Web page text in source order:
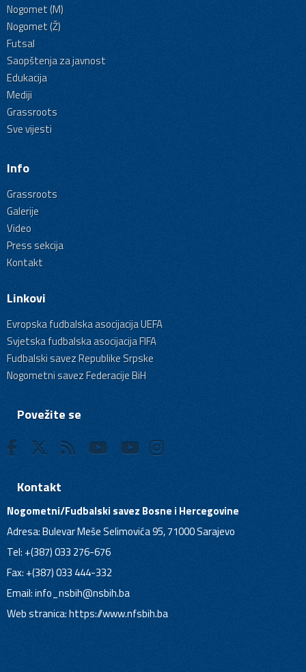
Nogomet (M)
Nogomet (Ž)
Futsal
Saopštenja za javnost
Edukacija
Mediji
Grassroots
Sve vijesti
Info
Grassroots
Galerije
Video
Press sekcija
Kontakt
Linkovi
Evropska fudbalska asocijacija UEFA
Svjetska fudbalska asocijacija FIFA
Fudbalski savez Republike Srpske
Nogometni savez Federacije BiH
Povežite se
Kontakt
Nogometni/Fudbalski savez Bosne i Hercegovine
Adresa: Bulevar Meše Selimovića 95, 71000 Sarajevo
Tel: +(387) 033 276-676
Fax: +(387) 033 444-332
Email:info_nsbih@nsbih.ba
Web stranica: https://www.nfsbih.ba